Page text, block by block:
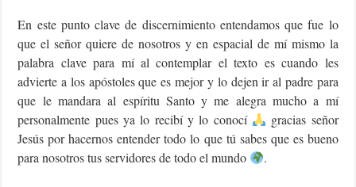
En este punto clave de discernimiento entendamos que fue lo
que el señor quiere de nosotros y en espacial de mí mismo la
palabra clave para mí al contemplar el texto es cuando les
advierte a los apóstoles que es mejor y lo dejen ir al padre para
que le mandara al espíritu Santo y me alegra mucho a mí
personalmente pues ya lo recibí y lo conocí
gracias señor
Jesús por hacernos entender todo lo que tú sabes que es bueno
para nosotros tus servidores de todo el mundo
.